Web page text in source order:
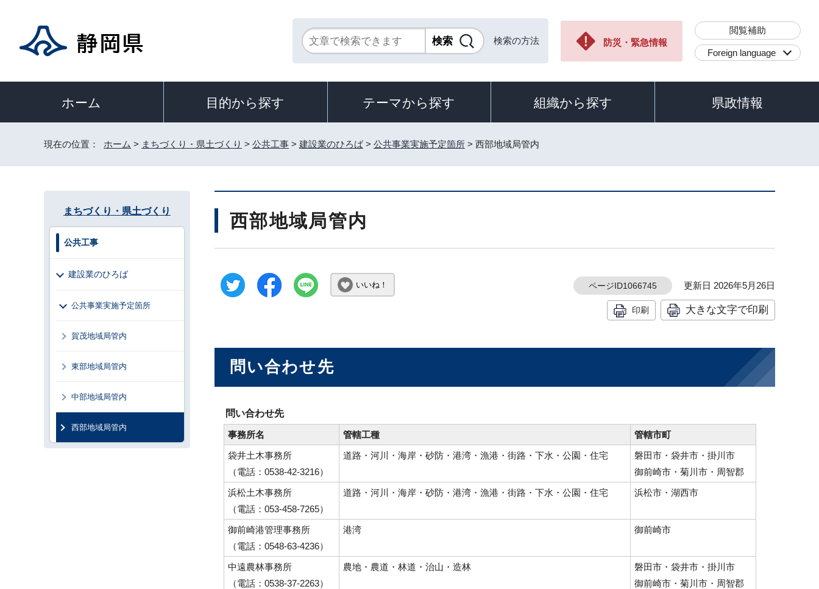
検索の方法 防災・緊急情報
閲覧補助
Foreign language
ホーム 目的から探す テーマから探す 組織から探す 県政情報
現在の位置： ホーム > まちづくり・県土づくり > 公共工事 > 建設業のひろば> 公共事業実施予定箇所 > 西部地域局管内
西部地域局管内
いいね！ ページID1066745 更新日 2026年5月26日
印刷 大きな文字で印刷
問い合わせ先
問い合わせ先
事務所名 管轄工種
管轄市町
袋井土木事務所
（電話：0538-42-3216）
道路・河川・海岸・砂防・港湾・漁港・街路・下水・公園・住宅
磐田市・袋井市・掛川市
御前崎市・菊川市・周智郡
浜松土木事務所
（電話：053-458-7265）
道路・河川・海岸・砂防・港湾・漁港・街路・下水・公園・住宅 浜松市・湖西市
御前崎港管理事務所
（電話：0548-63-4236）
港湾 御前崎市
中遠農林事務所
（電話：0538-37-2263）
農地・農道・林道・治山・造林
磐田市・袋井市・掛川市
御前崎市・菊川市・周智郡
まちづくり・県土づくり
公共工事
建設業のひろば
公共事業実施予定箇所
賀茂地域局管内
東部地域局管内
中部地域局管内
西部地域局管内